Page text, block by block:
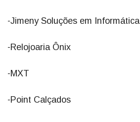
-Jimeny Soluções em Informática
-Relojoaria Ônix
-MXT
-Point Calçados